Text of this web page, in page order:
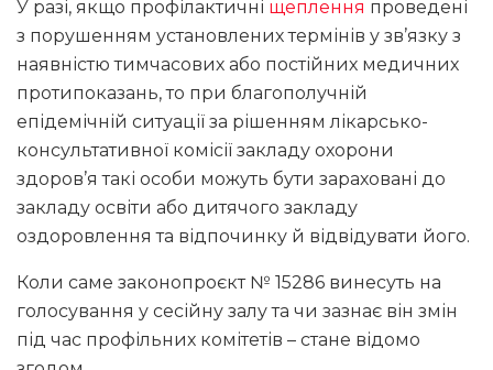
У разі, якщо профілактичні щеплення проведені
з порушенням установлених термінів у зв’язку з
наявністю тимчасових або постійних медичних
протипоказань, то при благополучній
епідемічній ситуації за рішенням лікарсько-
консультативної комісії закладу охорони
здоров’я такі особи можуть бути зараховані до
закладу освіти або дитячого закладу
оздоровлення та відпочинку й відвідувати його.
Коли саме законопроєкт № 15286 винесуть на
голосування у сесійну залу та чи зазнає він змін
під час профільних комітетів – стане відомо